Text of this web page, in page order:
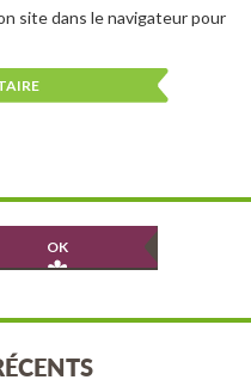
site dans le navigateur pour